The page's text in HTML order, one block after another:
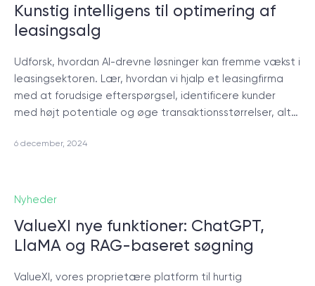
Kunstig intelligens til optimering af
leasingsalg
Udforsk, hvordan AI-drevne løsninger kan fremme vækst i
leasingsektoren. Lær, hvordan vi hjalp et leasingfirma
med at forudsige efterspørgsel, identificere kunder
med højt potentiale og øge transaktionsstørrelser, alt…
6 december, 2024
Nyheder
ValueXI nye funktioner: ChatGPT,
LlaMA og RAG-baseret søgning
ValueXI, vores proprietære platform til hurtig
Dansk
English
© 2000 – 2026 WaveAccess, All Rights Reserved.
Privatlivspolitik
Cookiedeklaration